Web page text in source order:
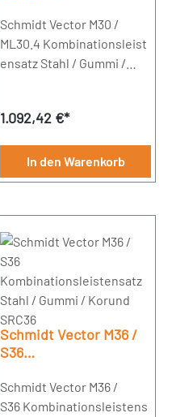
tz Stahl / Gummi /
Korund SRC36
Schmidt Vector M30 /
ML30.4 Kombinationsleist
ensatz Stahl / Gummi /
2 Leisten á 900mm1 Leiste
Regulärer Preis:
1.092,42 €*
In den Warenkorb
Schmidt Vector M36 /
S36
tz Stahl / Gummi /
Korund SRC36
Schmidt Vector M36 /
S36 Kombinationsleistens